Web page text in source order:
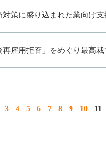
対策に盛り込まれた業向け
再雇用拒否」をめぐり最高
3 4 5 6 7 8 9 10 11